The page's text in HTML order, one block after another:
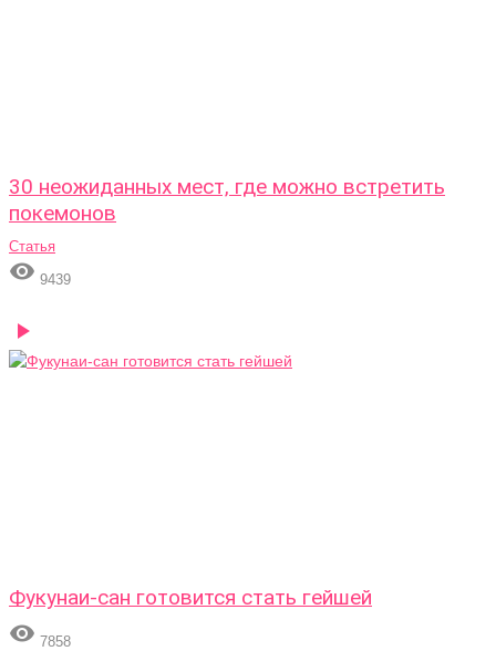
30 неожиданных мест, где можно встретить
покемонов
Статья
 9439

Фукунаи-сан готовится стать гейшей
 7858